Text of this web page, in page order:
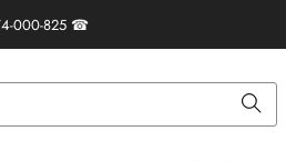
000-825 ☎